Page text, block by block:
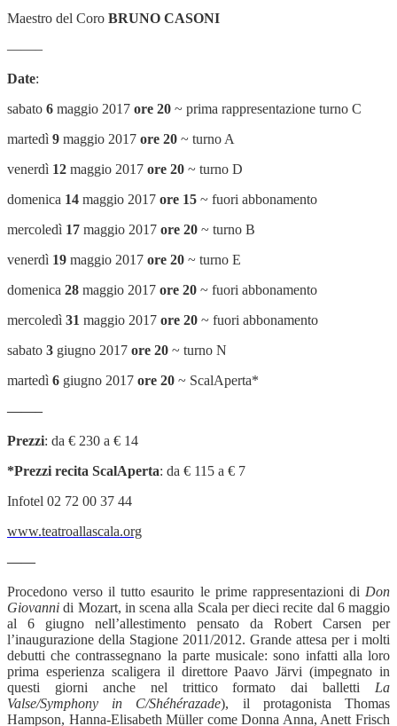
Maestro del Coro BRUNO CASONI
——–
Date:
sabato 6 maggio 2017 ore 20 ~ prima rappresentazione turno C
martedì 9 maggio 2017 ore 20 ~ turno A
venerdì 12 maggio 2017 ore 20 ~ turno D
domenica 14 maggio 2017 ore 15 ~ fuori abbonamento
mercoledì 17 maggio 2017 ore 20 ~ turno B
venerdì 19 maggio 2017 ore 20 ~ turno E
domenica 28 maggio 2017 ore 20 ~ fuori abbonamento
mercoledì 31 maggio 2017 ore 20 ~ fuori abbonamento
sabato 3 giugno 2017 ore 20 ~ turno N
martedì 6 giugno 2017 ore 20 ~ ScalAperta*
——–
Prezzi: da € 230 a € 14
*Prezzi recita ScalAperta: da € 115 a € 7
Infotel 02 72 00 37 44
www.teatroallascala.org
——
Procedono verso il tutto esaurito le prime rappresentazioni di Don
Giovanni di Mozart, in scena alla Scala per dieci recite dal 6 maggio
al 6 giugno nell’allestimento pensato da Robert Carsen per
l’inaugurazione della Stagione 2011/2012. Grande attesa per i molti
debutti che contrassegnano la parte musicale: sono infatti alla loro
prima esperienza scaligera il direttore Paavo Järvi (impegnato in
questi giorni anche nel trittico formato dai balletti La
Valse/Symphony in C/Shéhérazade), il protagonista Thomas
Hampson, Hanna-Elisabeth Müller come Donna Anna, Anett Frisch